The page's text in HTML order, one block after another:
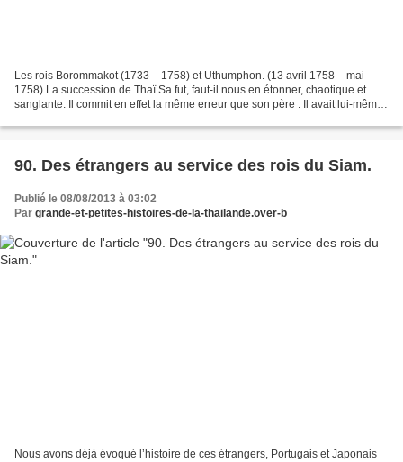
Les rois Borommakot (1733 – 1758) et Uthumphon. (13 avril 1758 – mai
1758) La succession de Thaï Sa fut, faut-il nous en étonner, chaotique et
sanglante. Il commit en effet la même erreur que son père : Il avait lui-même
90. Des étrangers au service des rois du Siam.
Publié le 08/08/2013 à 03:02
Par grande-et-petites-histoires-de-la-thailande.over-b
Nous avons déjà évoqué l’histoire de ces étrangers, Portugais et Japonais